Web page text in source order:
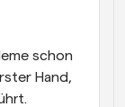
schon
Hand,